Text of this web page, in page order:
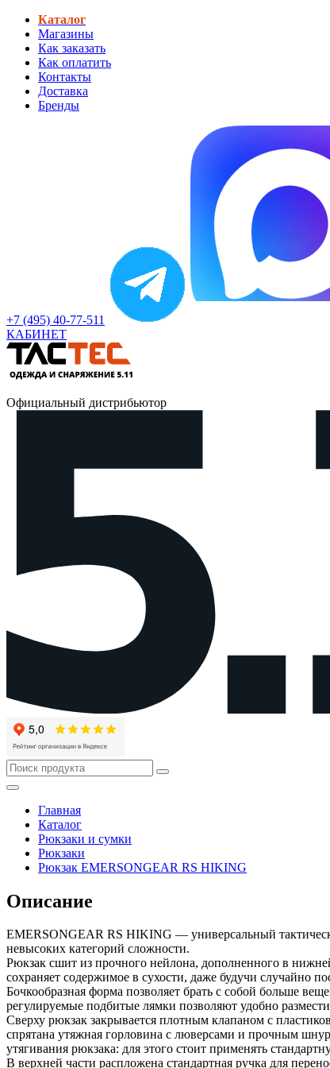
Каталог
Магазины
Как заказать
Как оплатить
Контакты
Доставка
Бренды
+7 (495) 40-77-511
КАБИНЕТ
Официальный дистрибьютор
Главная
Каталог
Рюкзаки и сумки
Рюкзаки
Рюкзак EMERSONGEAR RS HIKING
Описание
EMERSONGEAR RS HIKING — универсальный
невысоких категорий сложности.
Рюкзак сшит из прочного нейлона, дополненного в
сохраняет содержимое в сухости, даже будучи случайно
Бочкообразная форма позволяет брать с собой больше
регулируемые подбитые лямки позволяют удобно
Сверху рюкзак закрывается плотным клапаном с
спрятана утяжная горловина с люверсами и прочным
утягивания рюкзака: для этого стоит применять
В верхней части распложена стандартная ручка для